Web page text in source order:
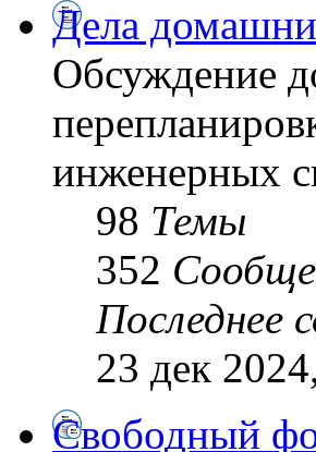
Дела
Обсуждение
инженерных
98 Темы
352
Последнее
23 дек
Свободный